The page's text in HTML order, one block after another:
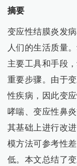
摘要
变应性结膜炎发
人们的生活质量
主要工具和手段
重要步骤。由于
性疾病，因此变
哮喘、变应性鼻
其基础上进行改
模方法可参考性
低。本文总结了